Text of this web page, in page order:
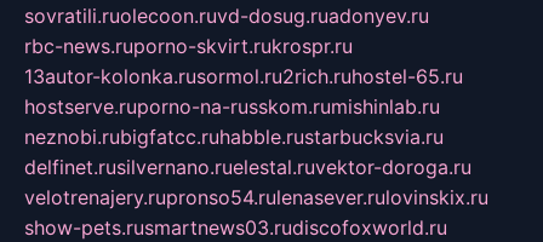
sovratili.ruolecoon.ruvd-dosug.ruadonyev.ru
rbc-news.ruporno-skvirt.rukrospr.ru
13autor-kolonka.rusormol.ru2rich.ruhostel-65.ru
hostserve.ruporno-na-russkom.rumishinlab.ru
neznobi.rubigfatcc.ruhabble.rustarbucksvia.ru
delfinet.rusilvernano.ruelestal.ruvektor-doroga.ru
velotrenajery.rupronso54.rulenasever.rulovinskix.ru
show-pets.rusmartnews03.rudiscofoxworld.ru